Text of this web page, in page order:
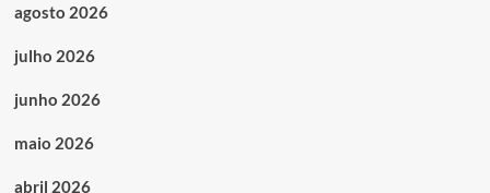
agosto 2026
julho 2026
junho 2026
maio 2026
abril 2026